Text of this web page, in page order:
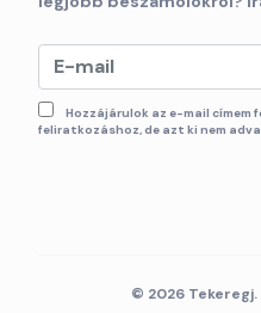
Hozzájárulok az e-mail címem
feliratkozáshoz, de azt ki nem
© 2026